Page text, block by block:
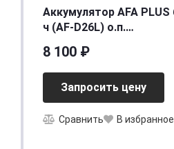
Аккумулятор AFA PLUS 68 А/
ч (AF-D26L) о.п.
8 100 ₽
Запросить цену
Сравнить В избранное